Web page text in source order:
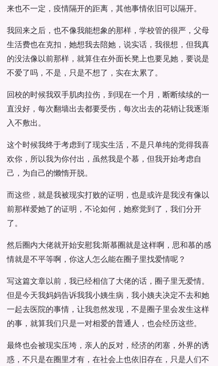
来也不一定，疫情隔开的距离，其他事情依旧可以隔开。
我回来之后，也不像我能想象的那样，学校管的很严，父母
生活费也在克扣，她想我去陪她，说实话，我很想，但我真
的没法像以前那样，就算住在外面长凳上也要见她，要说是
不爱了吗，不是，只是不想了，实在太累了。
回校的时候我双手肌肉拉伤，到现在一个月，断断续续的一
直没好，每次翻墙出去都要受伤，每次出去的花销让我逐渐
入不敷出。
这个时候我终于考虑到了现实生活，不是只单纯的觉得我喜
欢你，所以我为你付出，虽然我是个慕，但我开始考虑自
己，为自己的懒惰开脱。
而这些，就是我被现实打败的证明，也是或许是我没有像以
前那样爱她了的证明，不论如何，她察觉到了，我们分开
了。
然后圈内大佬就开始安慰我:斯慕圈就是这样啊，思和慕的感
情就是不平等啊，你这人怎么能在圈子里找爱情呢？
写这篇文章以前，我已经相信了大佬的话，圈子里无爱情。
但是今天我妈妈告诉我我小姨生病，我小姨夫决定不去和她
一起去医院的事情，让我忽然发现，不是圈子里会发生这样
的事，就算我们只是一对相爱的普通人，也会经历这些。
最终也会被现实压垮，亲人的反对，经济的闭塞，外界的诱
惑，不只是在圈里才有，在社会上也依旧存在，只是人们不